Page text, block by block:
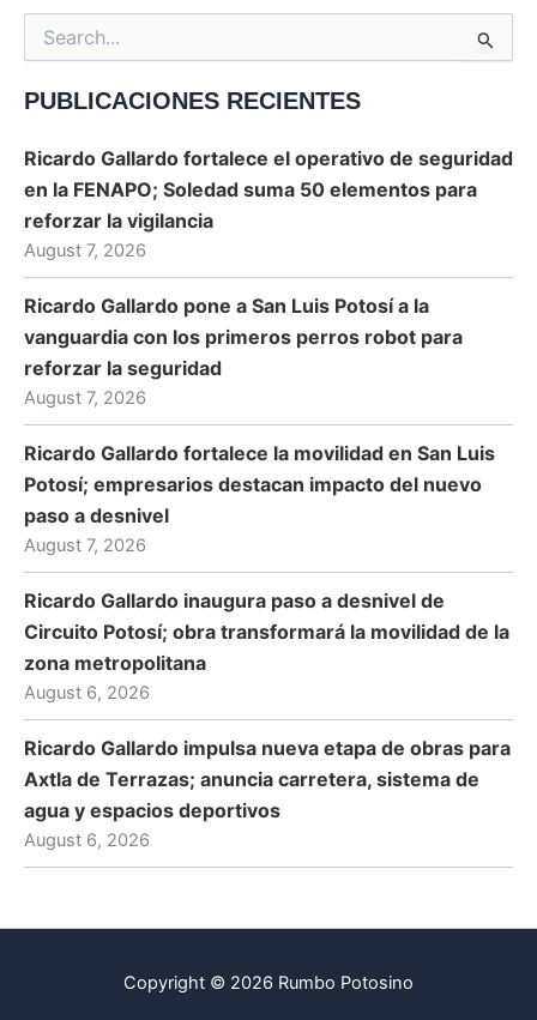
Search
for:
PUBLICACIONES RECIENTES
Ricardo Gallardo fortalece el operativo de seguridad
en la FENAPO; Soledad suma 50 elementos para
reforzar la vigilancia
August 7, 2026
Ricardo Gallardo pone a San Luis Potosí a la
vanguardia con los primeros perros robot para
reforzar la seguridad
August 7, 2026
Ricardo Gallardo fortalece la movilidad en San Luis
Potosí; empresarios destacan impacto del nuevo
paso a desnivel
August 7, 2026
Ricardo Gallardo inaugura paso a desnivel de
Circuito Potosí; obra transformará la movilidad de la
zona metropolitana
August 6, 2026
Ricardo Gallardo impulsa nueva etapa de obras para
Axtla de Terrazas; anuncia carretera, sistema de
agua y espacios deportivos
August 6, 2026
Copyright © 2026 Rumbo Potosino